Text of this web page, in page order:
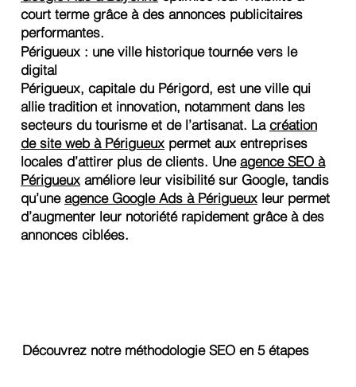
court terme grâce à des annonces publicitaires
performantes.
Périgueux : une ville historique tournée vers le
digital
Périgueux, capitale du Périgord, est une ville qui
allie tradition et innovation, notamment dans les
secteurs du tourisme et de l’artisanat. Lacréation
de site web à Périgueux permet aux entreprises
locales d’attirer plus de clients. Uneagence SEO à
Périgueux améliore leur visibilité sur Google, tandis
qu’uneagence Google Ads à Périgueux leur permet
d’augmenter leur notoriété rapidement grâce à des
annonces ciblées.
Découvrez notre méthodologie SEO en 5 étapes